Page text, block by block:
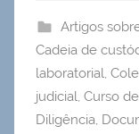
Artigos
Cadeia de
laboratorial,
judicial, Curso
Diligência,